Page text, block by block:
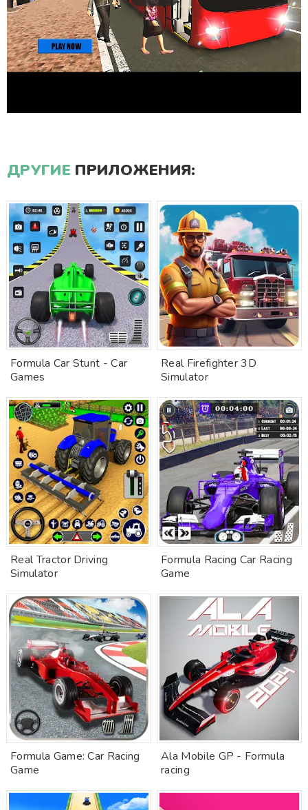
ДРУГИЕ ПРИЛОЖЕНИЯ:
Formula Car Stunt - Car
Games
Real Firefighter 3D
Simulator
Real Tractor Driving
Simulator
Formula Racing Car Racing
Game
Formula Game: Car Racing
Game
Ala Mobile GP - Formula
racing